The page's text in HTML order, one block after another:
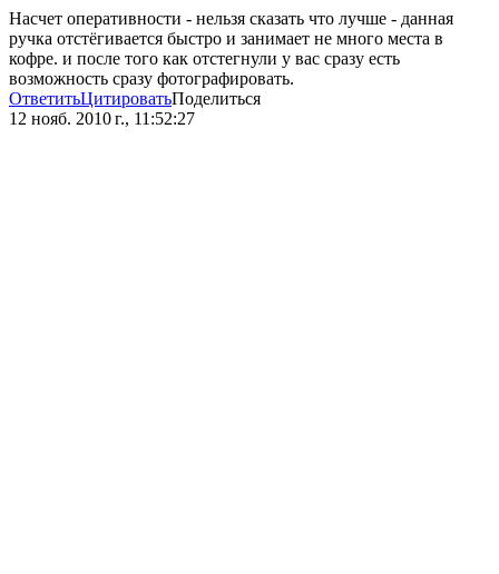
Насчет оперативности - нельзя сказать что лучше - данная
ручка отстёгивается быстро и занимает не много места в
кофре. и после того как отстегнули у вас сразу есть
возможность сразу фотографировать.
ОтветитьЦитироватьПоделиться
12 нояб. 2010 г., 11:52:27